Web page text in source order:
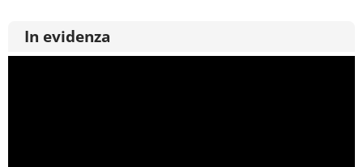
In evidenza